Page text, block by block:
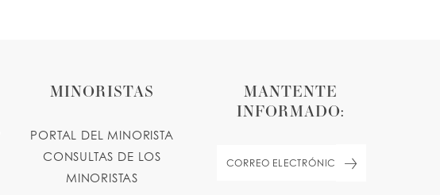
MINORISTAS
PORTAL DEL MINORISTA
CONSULTAS DE LOS
MINORISTAS
MANTENTE
INFORMADO: